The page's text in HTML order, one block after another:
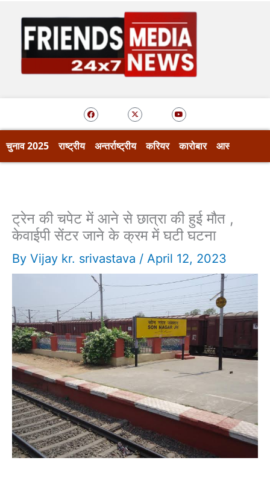
content
F
a
c
e
X
-
t
w
t
t
r
Y
o
u
t
b
e
चुनाव 2025 राष्ट्रीय अन्तर्राष्ट्रीय करियर कारोबार आस्था
ट्रेन की चपेट में आने से छात्रा की हुई मौत ,
केवाईपी सेंटर जाने के क्रम में घटी घटना
By Vijay kr. srivastava / April 12, 2023